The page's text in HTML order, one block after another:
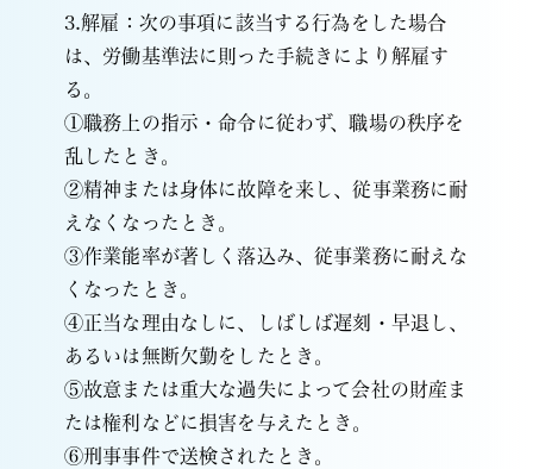
3.解雇：次の事項に該当する行為をした場合
は、労働基準法に則った手続きにより解雇す
る。
①職務上の指示・命令に従わず、職場の秩序を
乱したとき。
②精神または身体に故障を来し、従事業務に耐
えなくなったとき。
③作業能率が著しく落込み、従事業務に耐えな
くなったとき。
④正当な理由なしに、しばしば遅刻・早退し、
あるいは無断欠勤をしたとき。
⑤故意または重大な過失によって会社の財産ま
たは権利などに損害を与えたとき。
⑥刑事事件で送検されたとき。